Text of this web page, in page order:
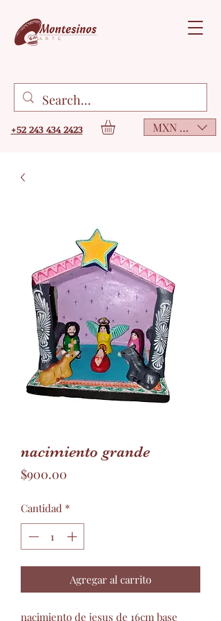
+52 243 434 2423 MXN ($)
nacimiento grande
$900.00
Cantidad *
Agregar al carrito
nacimiento de jesus de 16cm base